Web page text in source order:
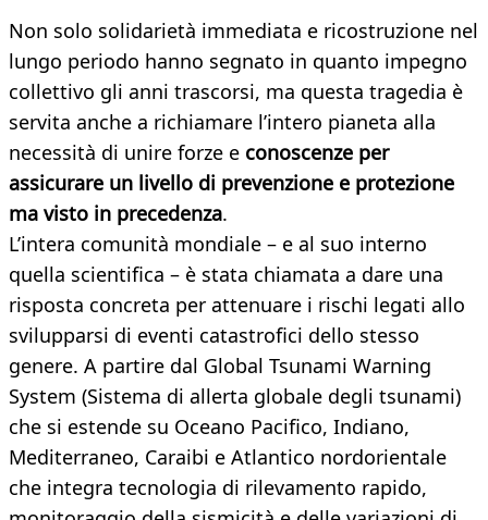
Non solo solidarietà immediata e ricostruzione nel
lungo periodo hanno segnato in quanto impegno
collettivo gli anni trascorsi, ma questa tragedia è
servita anche a richiamare l’intero pianeta alla
necessità di unire forze e conoscenze per
assicurare un livello di prevenzione e protezione
ma visto in precedenza.
L’intera comunità mondiale – e al suo interno
quella scientifica – è stata chiamata a dare una
risposta concreta per attenuare i rischi legati allo
svilupparsi di eventi catastrofici dello stesso
genere. A partire dal Global Tsunami Warning
System (Sistema di allerta globale degli tsunami)
che si estende su Oceano Pacifico, Indiano,
Mediterraneo, Caraibi e Atlantico nordorientale
che integra tecnologia di rilevamento rapido,